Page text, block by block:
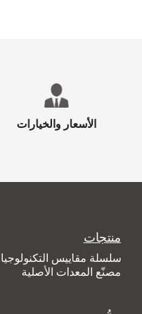
الأسعار والخيارات
منتجات
سلسلة مقاييس التكنولوجيا
مصنّع المعدات الأصلية